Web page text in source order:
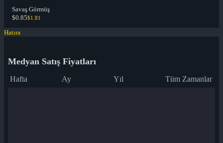
Savaş Görmüş
$0.85$1.81
Hatıra
Medyan Satış Fiyatları
Hafta Ay Yıl Tüm Zamanlar